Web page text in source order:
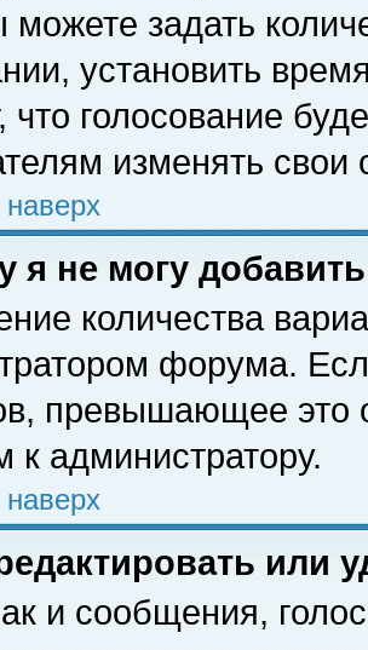
задать
установить
что голосование
изменять свои
наверх
я не могу
количества
форума.
превышающее это
к администратору.
наверх
или
и сообщения,